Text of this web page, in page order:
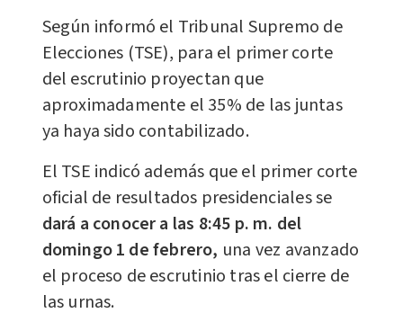
Según informó el Tribunal Supremo de
Elecciones (TSE), para el primer corte
del escrutinio proyectan que
aproximadamente el 35% de las juntas
ya haya sido contabilizado.
El TSE indicó además que el primer corte
oficial de resultados presidenciales se
dará a conocer a las 8:45 p. m. del
domingo 1 de febrero, una vez avanzado
el proceso de escrutinio tras el cierre de
las urnas.